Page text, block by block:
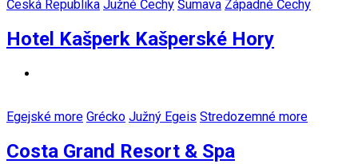
Česká Republika Južné Čechy Šumava Západné Čechy
Hotel Kašperk Kašperské Hory
Egejské more Grécko Južný Egeis Stredozemné more
Costa Grand Resort & Spa